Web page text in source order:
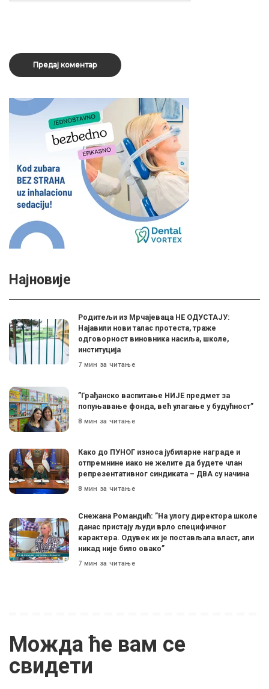
Најновије
Родитељи из Мрчајеваца НЕ ОДУСТАЈУ:
Најавили нови талас протеста, траже
одговорност виновника насиља, школе,
институција
7 мин за читање
”Грађанско васпитање НИЈЕ предмет за
попуњавање фонда, већ улагање у будућност”
8 мин за читање
Како до ПУНОГ износа јубиларне награде и
отпремнине иако не желите да будете члан
репрезентативног синдиката – ДВА су начина
8 мин за читање
Снежана Романдић: ”На улогу директора школе
данас пристају људи врло специфичног
карактера. Одувек их је постављала власт, али
никад није било овако”
7 мин за читање
Можда ће вам се
свидети